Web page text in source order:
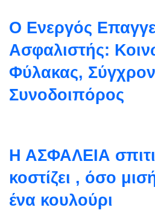
Ο Ενεργός
Ασφαλιστής:
Φύλακας,
Συνοδοιπόρος
Η ΑΣΦΑΛΕΙΑ
κοστίζει , όσο
ένα κουλούρι